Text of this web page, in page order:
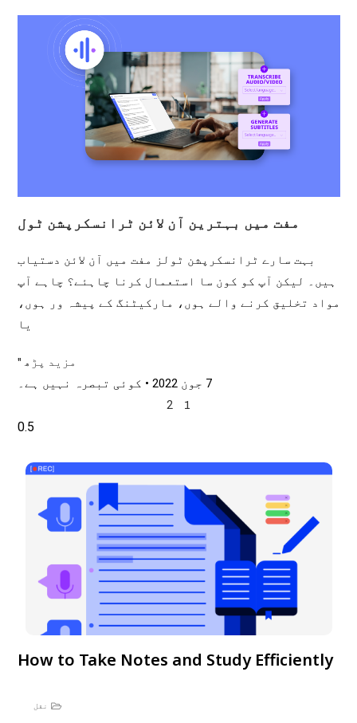
مفت میں بہترین آن لائن ٹرانسکرپشن ٹول
بہت سارے ٹرانسکرپشن ٹولز مفت میں آن لائن دستیاب
ہیں۔ لیکن آپ کو کون سا استعمال کرنا چاہئے؟ چاہے آپ
مواد تخلیق کرنے والے ہوں، مارکیٹنگ کے پیشہ ور ہوں،
یا
مزید پڑھ "
7 جون 2022 کوئی تبصرہ نہیں ہے۔
1
2
How to Take Notes and Study Efficiently
نقل